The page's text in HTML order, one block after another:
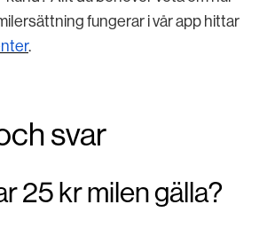
fungerar i vår app hittar
.
svar
25 kr milen gälla?